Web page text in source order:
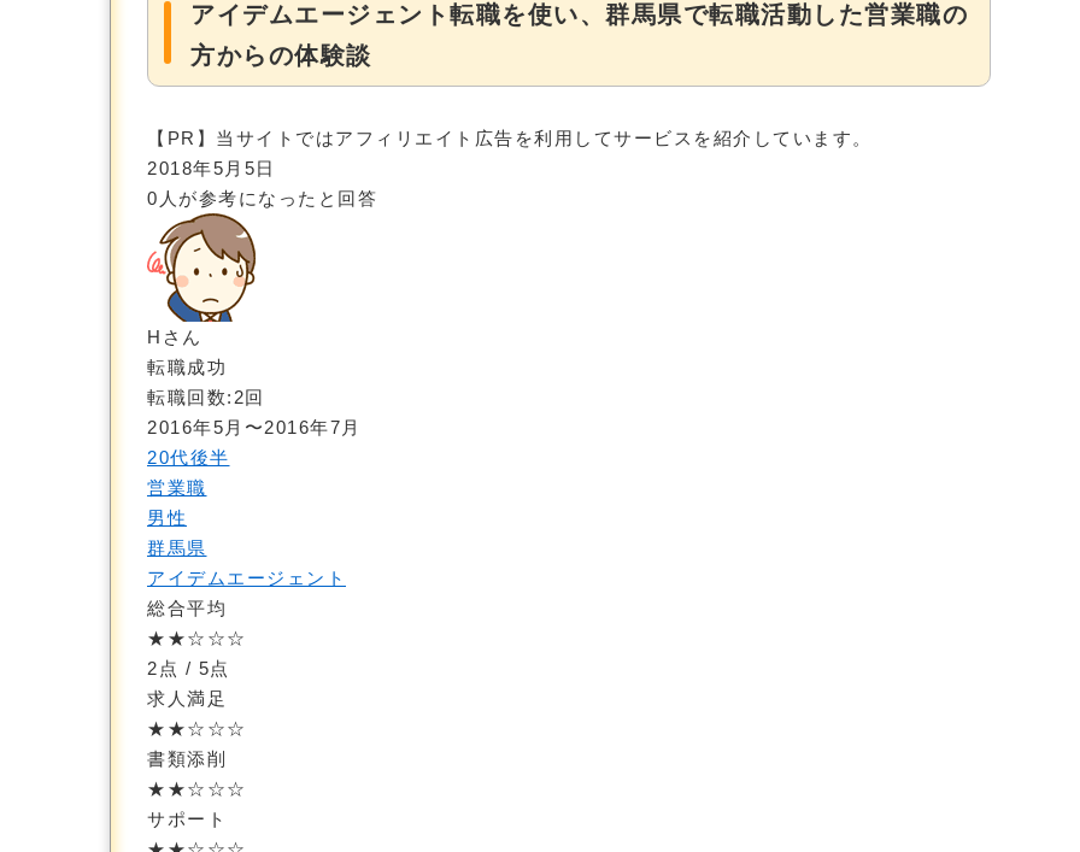
アイデムエージェント転職を使い、群馬県で転職活動した営業職の
方からの体験談
【PR】当サイトではアフィリエイト広告を利用してサービスを紹介しています。
2018年5月5日
0 人が参考になったと回答
Hさん
転職成功
転職回数:2回
2016年5月〜2016年7月
20代後半
営業職
男性
群馬県
アイデムエージェント
総合平均
★★☆☆☆
2点 / 5点
求人満足
★★☆☆☆
書類添削
★★☆☆☆
サポート